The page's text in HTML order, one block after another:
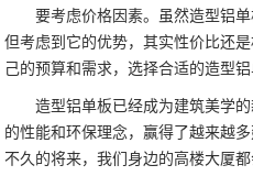
要考虑价格因素。虽然造型铝
但考虑到它的优势，其实性价比还
己的预算和需求，选择合适的造型铝
造型铝单板已经成为建筑美学
的性能和环保理念，赢得了越来越
不久的将来，我们身边的高楼大厦